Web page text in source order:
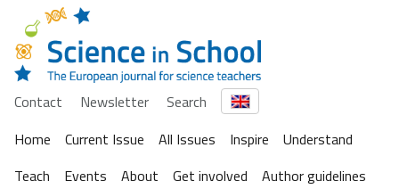
Contact Newsletter
Search
Home
Current Issue All Issues Inspire
Understand
Teach
Events About Get involved Author guidelines